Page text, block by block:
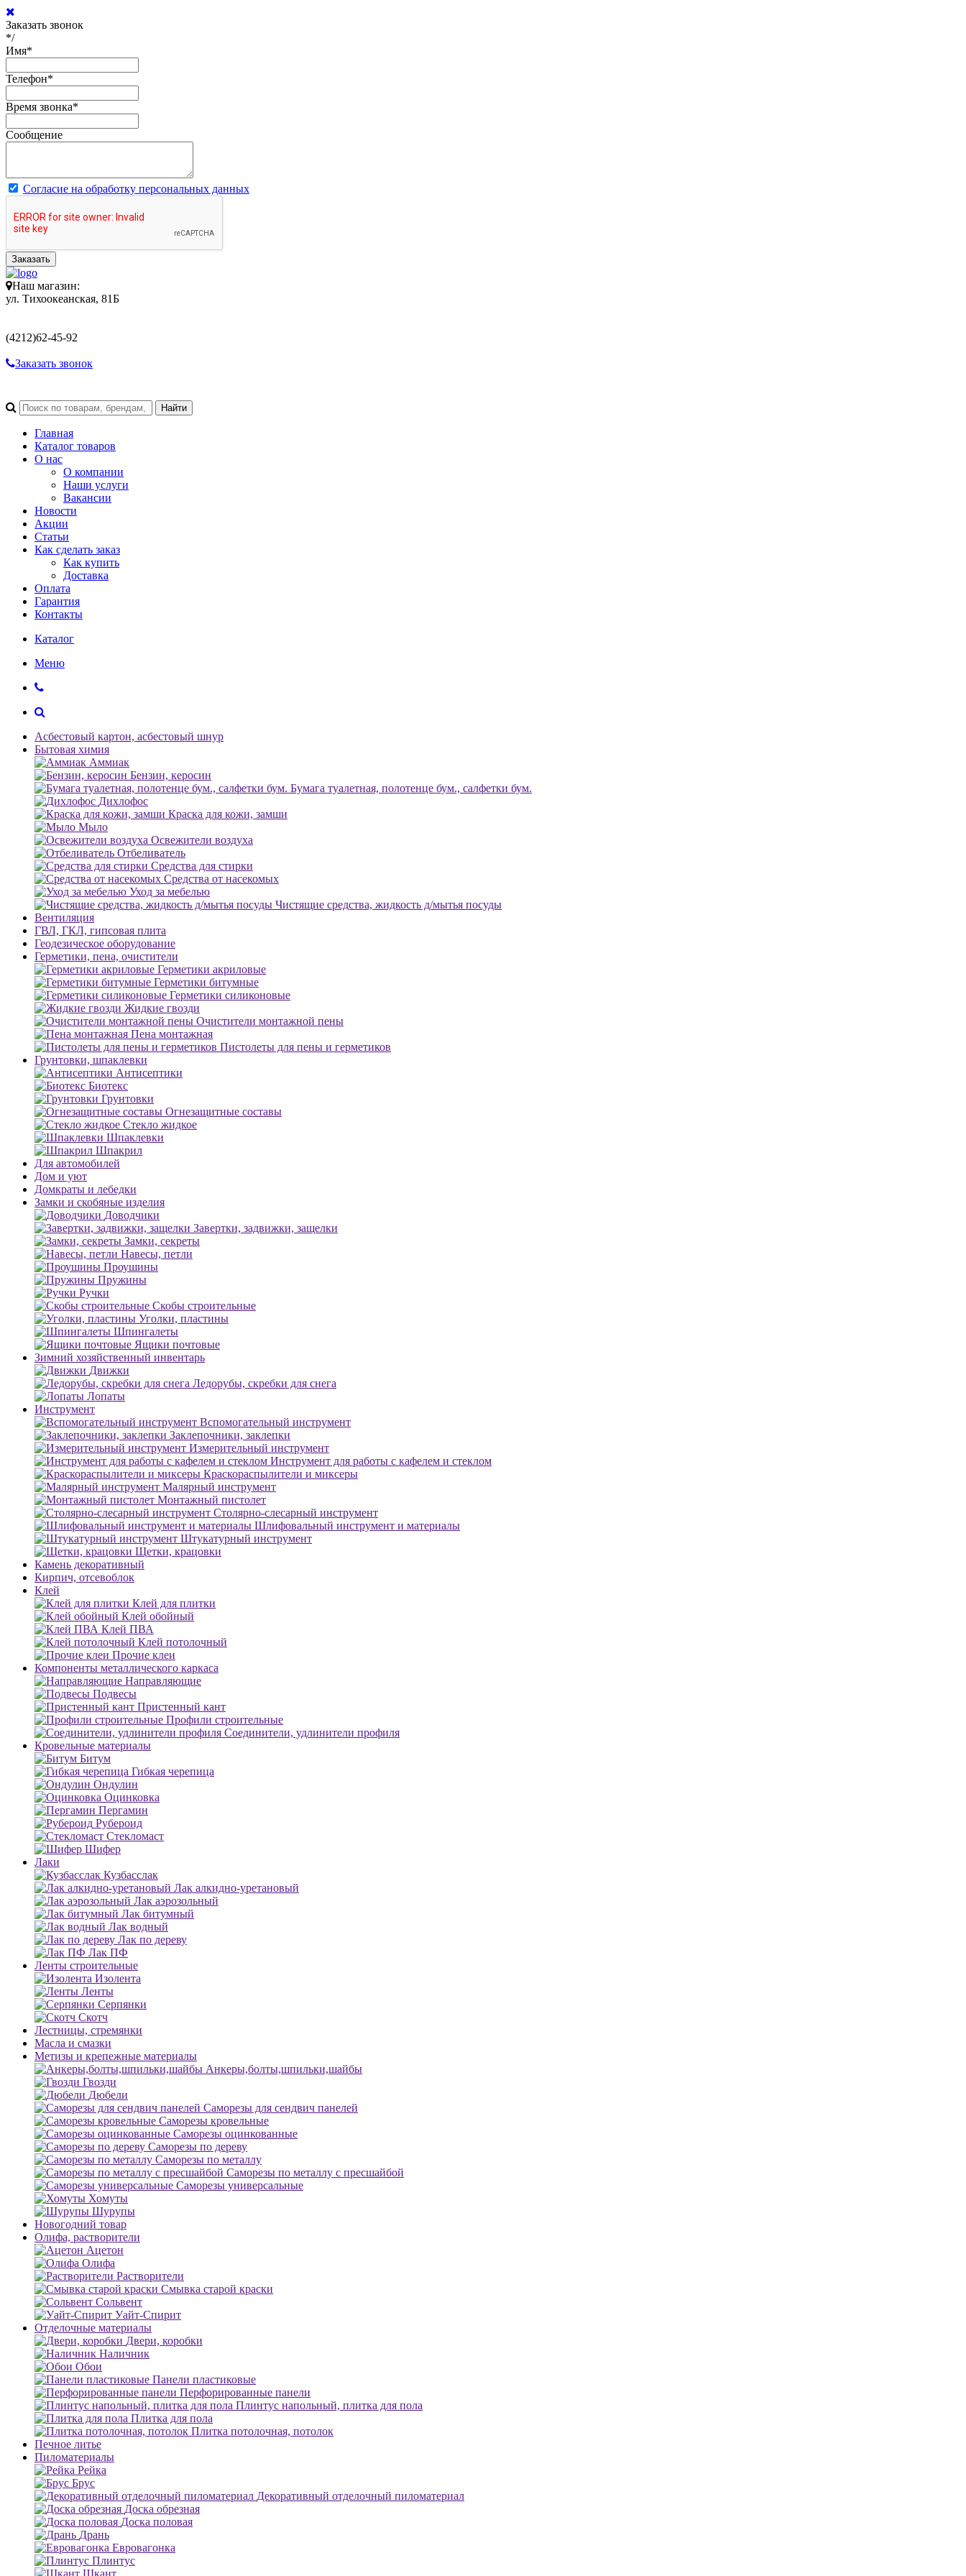
Заказать звонок
*/
Имя*
Телефон*
Время звонка*
Сообщение
Согласие на обработку персональных данных
Заказать
Наш магазин:
ул. Тихоокеанская, 81Б
(4212)62-45-92
Заказать звонок
Главная
Каталог товаров
О нас
О компании
Наши услуги
Вакансии
Новости
Акции
Статьи
Как сделать заказ
Как купить
Доставка
Оплата
Гарантия
Контакты
Каталог
Меню
Асбестовый картон, асбестовый шнур
Бытовая химия
Аммиак
Бензин, керосин
Бумага туалетная, полотенце бум., салфетки бум.
Дихлофос
Краска для кожи, замши
Мыло
Освежители воздуха
Отбеливатель
Средства для стирки
Средства от насекомых
Уход за мебелью
Чистящие средства, жидкость д/мытья посуды
Вентиляция
ГВЛ, ГКЛ, гипсовая плита
Геодезическое оборудование
Герметики, пена, очистители
Герметики акриловые
Герметики битумные
Герметики силиконовые
Жидкие гвозди
Очистители монтажной пены
Пена монтажная
Пистолеты для пены и герметиков
Грунтовки, шпаклевки
Антисептики
Биотекс
Грунтовки
Огнезащитные составы
Стекло жидкое
Шпаклевки
Шпакрил
Для автомобилей
Дом и уют
Домкраты и лебедки
Замки и скобяные изделия
Доводчики
Завертки, задвижки, защелки
Замки, секреты
Навесы, петли
Проушины
Пружины
Ручки
Скобы строительные
Уголки, пластины
Шпингалеты
Ящики почтовые
Зимний хозяйственный инвентарь
Движки
Ледорубы, скребки для снега
Лопаты
Инструмент
Вспомогательный инструмент
Заклепочники, заклепки
Измерительный инструмент
Инструмент для работы с кафелем и стеклом
Краскораспылители и миксеры
Малярный инструмент
Монтажный пистолет
Столярно-слесарный инструмент
Шлифовальный инструмент и материалы
Штукатурный инструмент
Щетки, крацовки
Камень декоративный
Кирпич, отсевоблок
Клей
Клей для плитки
Клей обойный
Клей ПВА
Клей потолочный
Прочие клеи
Компоненты металлического каркаса
Направляющие
Подвесы
Пристенный кант
Профили строительные
Соединители, удлинители профиля
Кровельные материалы
Битум
Гибкая черепица
Ондулин
Оцинковка
Пергамин
Рубероид
Стекломаст
Шифер
Лаки
Кузбасслак
Лак алкидно-уретановый
Лак аэрозольный
Лак битумный
Лак водный
Лак по дереву
Лак ПФ
Ленты строительные
Изолента
Ленты
Серпянки
Скотч
Лестницы, стремянки
Масла и смазки
Метизы и крепежные материалы
Анкеры,болты,шпильки,шайбы
Гвозди
Дюбели
Саморезы для сендвич панелей
Саморезы кровельные
Саморезы оцинкованные
Саморезы по дереву
Саморезы по металлу
Саморезы по металлу с пресшайбой
Саморезы универсальные
Хомуты
Шурупы
Новогодний товар
Олифа, растворители
Ацетон
Олифа
Растворители
Смывка старой краски
Сольвент
Уайт-Спирит
Отделочные материалы
Двери, коробки
Наличник
Обои
Панели пластиковые
Перфорированные панели
Плинтус напольный, плитка для пола
Плитка для пола
Плитка потолочная, потолок
Печное литье
Пиломатериалы
Рейка
Брус
Декоративный отделочный пиломатериал
Доска обрезная
Доска половая
Дрань
Евровагонка
Плинтус
Шкант